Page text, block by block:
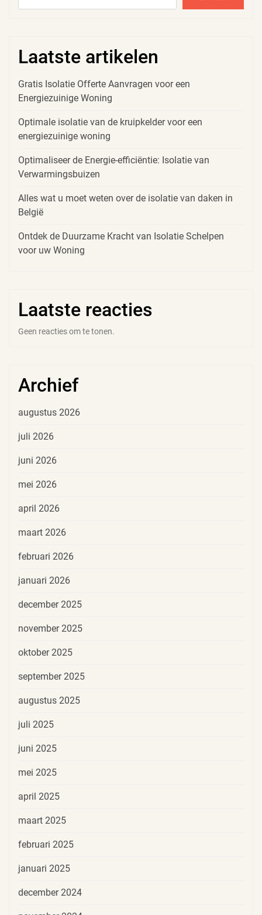
Laatste artikelen
Gratis Isolatie Offerte Aanvragen voor een
Energiezuinige Woning
Optimale isolatie van de kruipkelder voor een
energiezuinige woning
Optimaliseer de Energie-efficiëntie: Isolatie van
Verwarmingsbuizen
Alles wat u moet weten over de isolatie van daken in
België
Ontdek de Duurzame Kracht van Isolatie Schelpen
voor uw Woning
Laatste reacties
Geen reacties om te tonen.
Archief
augustus 2026
juli 2026
juni 2026
mei 2026
april 2026
maart 2026
februari 2026
januari 2026
december 2025
november 2025
oktober 2025
september 2025
augustus 2025
juli 2025
juni 2025
mei 2025
april 2025
maart 2025
februari 2025
januari 2025
december 2024